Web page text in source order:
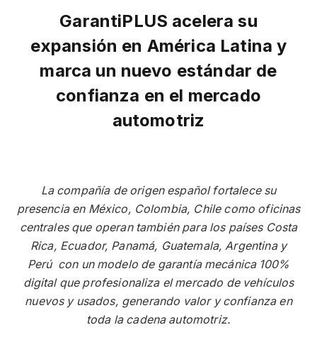
GarantiPLUS acelera su
expansión en América Latina y
marca un nuevo estándar de
confianza en el mercado
automotriz
La compañía de origen español fortalece su
presencia en México, Colombia, Chile como oficinas
centrales que operan también para los países Costa
Rica, Ecuador, Panamá, Guatemala, Argentina y
Perú con un modelo de garantía mecánica 100%
digital que profesionaliza el mercado de vehículos
nuevos y usados, generando valor y confianza en
toda la cadena automotriz.